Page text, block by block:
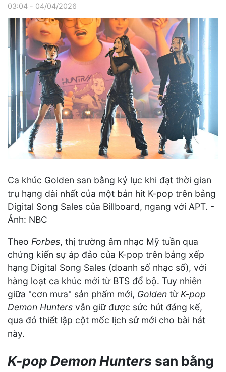
03:04 - 04/04/2026
Ca khúc Golden san bằng kỷ lục khi đạt thời gian
trụ hạng dài nhất của một bản hit K-pop trên bảng
Digital Song Sales của Billboard, ngang với APT. -
Ảnh: NBC
Theo Forbes, thị trường âm nhạc Mỹ tuần qua
chứng kiến sự áp đảo của K-pop trên bảng xếp
hạng Digital Song Sales (doanh số nhạc số), với
hàng loạt ca khúc mới từ BTS đổ bộ. Tuy nhiên
giữa "cơn mưa" sản phẩm mới, Golden từK-pop
Demon Hunters vẫn giữ được sức hút đáng kể,
qua đó thiết lập cột mốc lịch sử mới cho bài hát
này.
K-pop Demon Hunters san bằng